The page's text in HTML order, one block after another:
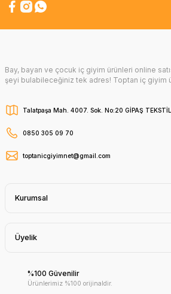
Bay, bayan ve çocuk iç giyim ürünleri online
şeyi bulabileceğiniz tek adres! Toptan iç giyim
Talatpaşa Mah. 4007. Sok. No:20 GİPAŞ
0850 305 09 70
toptanicgiyimnet@gmail.com
Kurumsal
Üyelik
%100 Güvenilir
Ürünlerimiz %100 orijinaldir.